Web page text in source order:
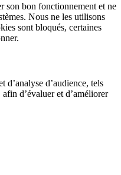
son bon fonctionnement et ne
Nous ne les utilisons
sont bloqués, certaines
d’analyse d’audience, tels
d’évaluer et d’améliorer